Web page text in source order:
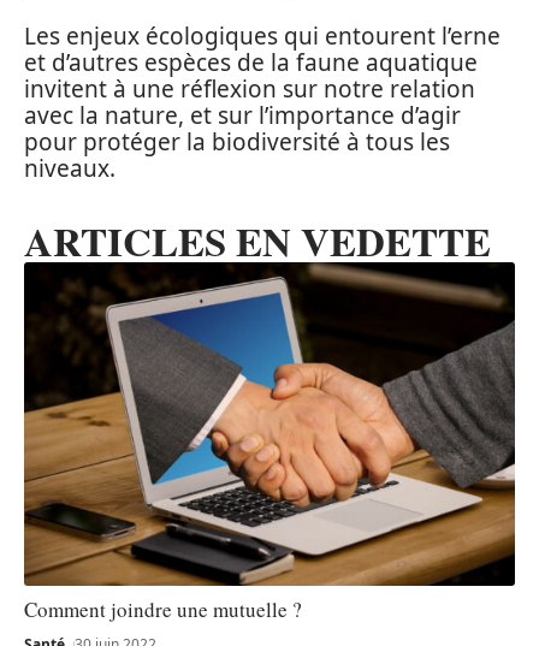
Les enjeux écologiques qui entourent l’erne
et d’autres espèces de la faune aquatique
invitent à une réflexion sur notre relation
avec la nature, et sur l’importance d’agir
pour protéger la biodiversité à tous les
niveaux.
ARTICLES EN VEDETTE
Comment joindre une mutuelle ?